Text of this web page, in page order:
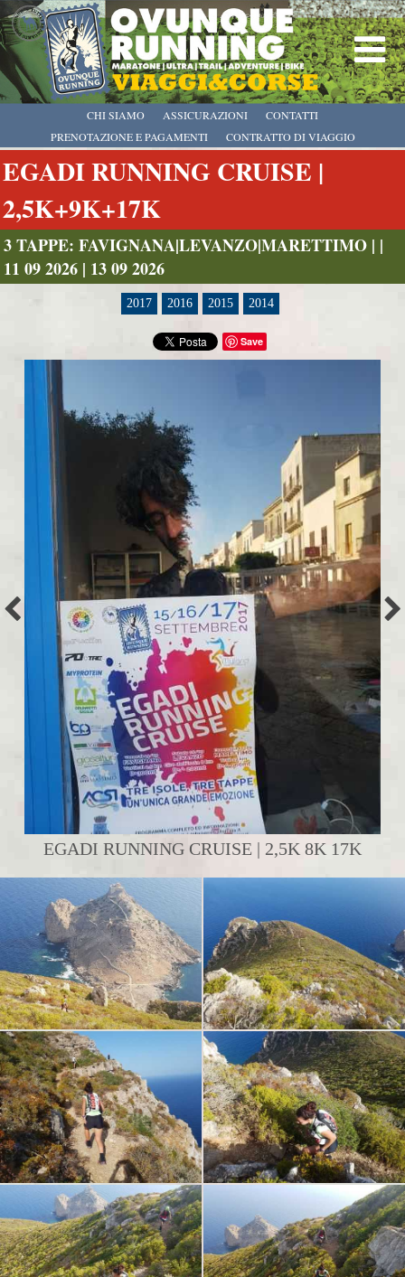
CHI SIAMO
PRENOTAZIONE E PAGAMENTI
CONTRATTO DI VIAGGIO
ASSICURAZIONI CONTATTI
EGADI RUNNING CRUISE |
2,5K+9K+17K
3 TAPPE: FAVIGNANA|LEVANZO|MARETTIMO | |
11 09 2026 | 13 09 2026
2017 2016 2015 2014
Save
EGADI RUNNING CRUISE | 2,5K 8K 17K